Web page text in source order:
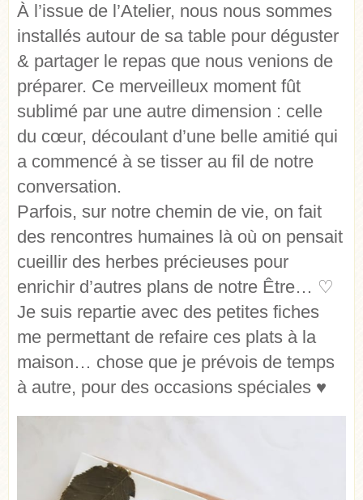
À l’issue de l’Atelier, nous nous sommes
installés autour de sa table pour déguster
& partager le repas que nous venions de
préparer. Ce merveilleux moment fût
sublimé par une autre dimension : celle
du cœur, découlant d’une belle amitié qui
a commencé à se tisser au fil de notre
conversation.
Parfois, sur notre chemin de vie, on fait
des rencontres humaines là où on pensait
cueillir des herbes précieuses pour
enrichir d’autres plans de notre Être… ♡
Je suis repartie avec des petites fiches
me permettant de refaire ces plats à la
maison… chose que je prévois de temps
à autre, pour des occasions spéciales ♥